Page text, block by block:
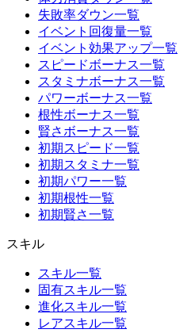
失敗率ダウン一覧
イベント回復量一覧
イベント効果アップ一覧
スピードボーナス一覧
スタミナボーナス一覧
パワーボーナス一覧
根性ボーナス一覧
賢さボーナス一覧
初期スピード一覧
初期スタミナ一覧
初期パワー一覧
初期根性一覧
初期賢さ一覧
スキル
スキル一覧
固有スキル一覧
進化スキル一覧
レアスキル一覧